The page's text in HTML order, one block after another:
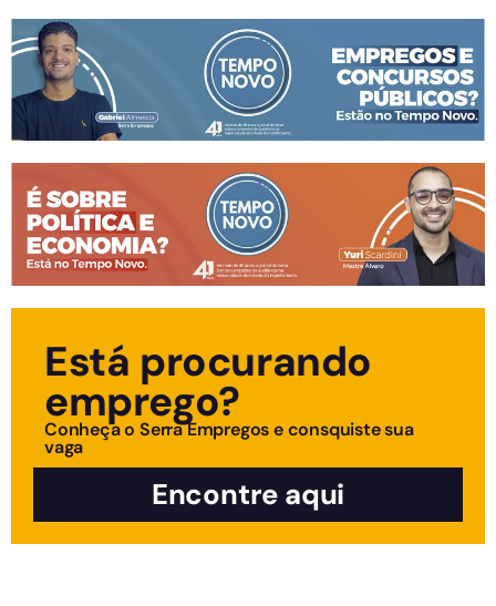
Está procurando
emprego?
Conheça o Serra Empregos e consquiste sua
vaga
Encontre aqui